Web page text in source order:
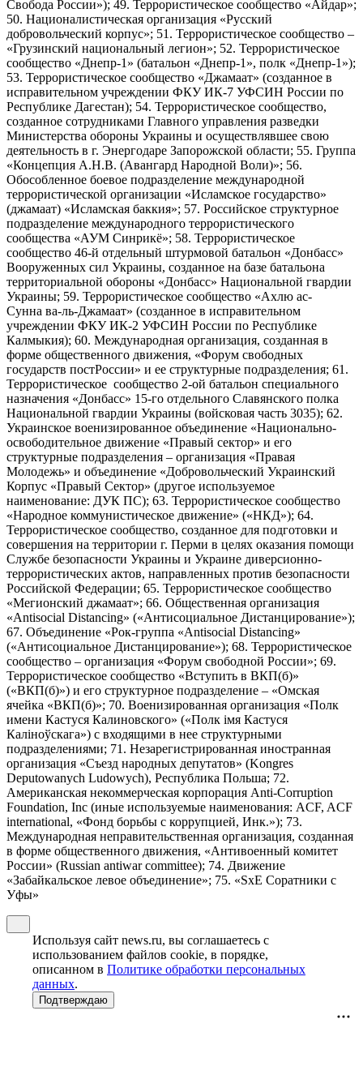
Свобода России»); 49. Террористическое сообщество «Айдар»;
50. Националистическая организация «Русский
добровольческий корпус»; 51. Террористическое сообщество –
«Грузинский национальный легион»; 52. Террористическое
сообщество «Днепр-1» (батальон «Днепр-1», полк «Днепр-1»);
53. Террористическое сообщество «Джамаат» (созданное в
исправительном учреждении ФКУ ИК-7 УФСИН России по
Республике Дагестан); 54. Террористическое сообщество,
созданное сотрудниками Главного управления разведки
Министерства обороны Украины и осуществлявшее свою
деятельность в г. Энергодаре Запорожской области; 55. Группа
«Концепция А.Н.В. (Авангард Народной Воли)»; 56.
Обособленное боевое подразделение международной
террористической организации «Исламское государство»
(джамаат) «Исламская баккия»; 57. Российское структурное
подразделение международного террористического
сообщества «АУМ Синрикё»; 58. Террористическое
сообщество 46-й отдельный штурмовой батальон «Донбасс»
Вооруженных сил Украины, созданное на базе батальона
территориальной обороны «Донбасс» Национальной гвардии
Украины; 59. Террористическое сообщество «Ахлю ас-
Сунна ва-ль-Джамаат» (созданное в исправительном
учреждении ФКУ ИК-2 УФСИН России по Республике
Калмыкия); 60. Международная организация, созданная в
форме общественного движения, «Форум свободных
государств постРоссии» и ее структурные подразделения; 61.
Террористическое сообщество 2-ой батальон специального
назначения «Донбасс» 15-го отдельного Славянского полка
Национальной гвардии Украины (войсковая часть 3035); 62.
Украинское военизированное объединение «Национально-
освободительное движение «Правый сектор» и его
структурные подразделения – организация «Правая
Молодежь» и объединение «Добровольческий Украинский
Корпус «Правый Сектор» (другое используемое
наименование: ДУК ПС); 63. Террористическое сообщество
«Народное коммунистическое движение» («НКД»); 64.
Террористическое сообщество, созданное для подготовки и
совершения на территории г. Перми в целях оказания помощи
Службе безопасности Украины и Украине диверсионно-
террористических актов, направленных против безопасности
Российской Федерации; 65. Террористическое сообщество
«Мегионский джамаат»; 66. Общественная организация
«Antisocial Distancing» («Антисоциальное Дистанцирование»);
67. Объединение «Рок-группа «Antisocial Distancing»
(«Антисоциальное Дистанцирование»); 68. Террористическое
сообщество – организация «Форум свободной России»; 69.
Террористическое сообщество «Вступить в ВКП(б)»
(«ВКП(б)») и его структурное подразделение – «Омская
ячейка «ВКП(б)»; 70. Военизированная организация «Полк
имени Кастуся Калиновского» («Полк iмя Кастуся
Калiноўскага») с входящими в нее структурными
подразделениями; 71. Незарегистрированная иностранная
организация «Съезд народных депутатов» (Kongres
Deputowanych Ludowych), Республика Польша; 72.
Американская некоммерческая корпорация Anti-Corruption
Foundation, Inc (иные используемые наименования: ACF, ACF
international, «Фонд борьбы с коррупцией, Инк.»); 73.
Международная неправительственная организация, созданная
в форме общественного движения, «Антивоенный комитет
России» (Russian antiwar committee); 74. Движение
«Забайкальское левое объединение»; 75. «SxE Соратники с
Уфы»
Используя сайт news.ru, вы соглашаетесь с
использованием файлов cookie, в порядке,
описанном в Политике обработки персональных
данных.
Подтверждаю